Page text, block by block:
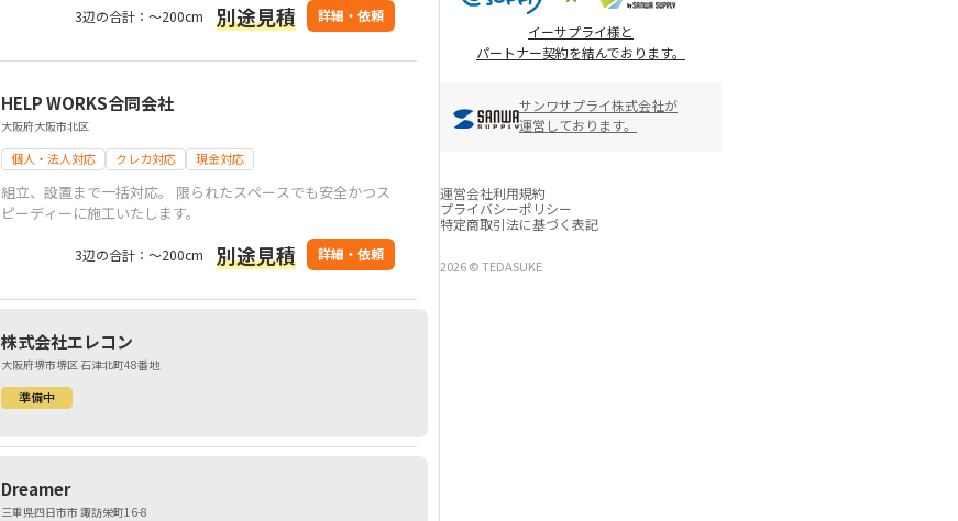
3辺の合計：～200cm 別途見積 詳細・依頼
HELP WORKS合同会社
大阪府大阪市北区
個人・法人対応 クレカ対応 現金対応
組立、設置まで一括対応。 限られたスペースでも安全かつス
ピーディーに施工いたします。
3辺の合計：～200cm 別途見積 詳細・依頼
株式会社エレコン
大阪府堺市堺区 石津北町48番地
準備中
Dreamer
三重県四日市市 諏訪栄町16-8
イーサプライ様と
パートナー契約を結んでおります。
サンワサプライ株式会社が
運営しております。
運営会社利用規約
プライバシーポリシー
特定商取引法に基づく表記
2026 © TEDASUKE